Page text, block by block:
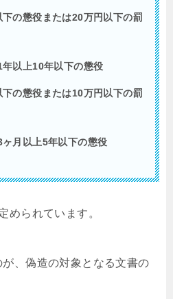
の懲役または20万円以下の罰
以上10年以下の懲役
の懲役または10万円以下の罰
月以上5年以下の懲役
められています。
、偽造の対象となる文書の